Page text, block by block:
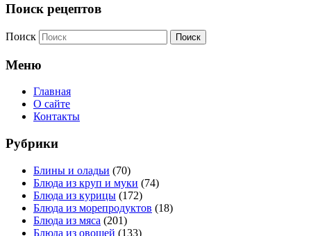
Поиск рецептов
Поиск
Меню
Главная
О сайте
Контакты
Рубрики
Блины и оладьи (70)
Блюда из круп и муки (74)
Блюда из курицы (172)
Блюда из морепродуктов (18)
Блюда из мяса (201)
Блюда из овощей (133)